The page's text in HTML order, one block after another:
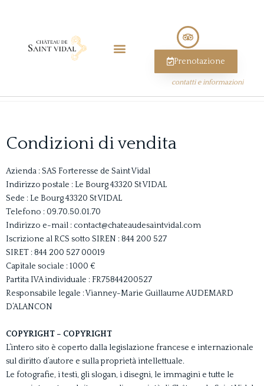
Prenotazione
contatti e informazioni
Condizioni di vendita
Azienda : SAS Forteresse de Saint Vidal
Indirizzo postale : Le Bourg 43320 St VIDAL
Sede : Le Bourg 43320 St VIDAL
Telefono : 09.70.50.01.70
Indirizzo e-mail : contact@chateaudesaintvidal.com
Iscrizione al RCS sotto SIREN : 844 200 527
SIRET : 844 200 527 00019
Capitale sociale : 1000 €
Partita IVA individuale : FR75844200527
Responsabile legale : Vianney-Marie Guillaume AUDEMARD
D’ALANCON
COPYRIGHT – COPYRIGHT
L’intero sito è coperto dalla legislazione francese e internazionale
sul diritto d’autore e sulla proprietà intellettuale.
Le fotografie, i testi, gli slogan, i disegni, le immagini e tutte le